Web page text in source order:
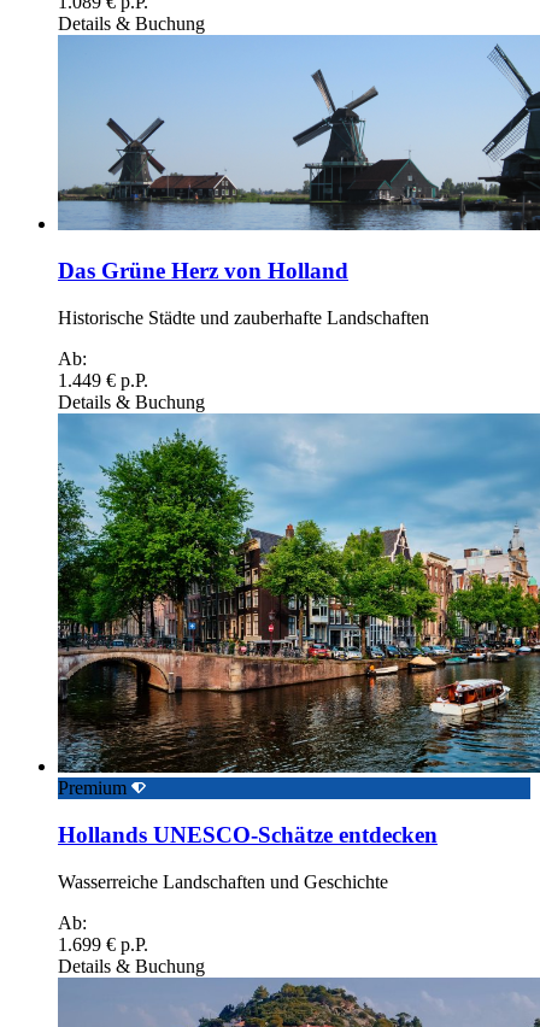
Details & Buchung
Das Grüne Herz von Holland
Historische Städte und zauberhafte Landschaften
Ab:
1.449 € p.P.
Details & Buchung
Premium
Hollands UNESCO-Schätze entdecken
Wasserreiche Landschaften und Geschichte
Ab:
1.699 € p.P.
Details & Buchung